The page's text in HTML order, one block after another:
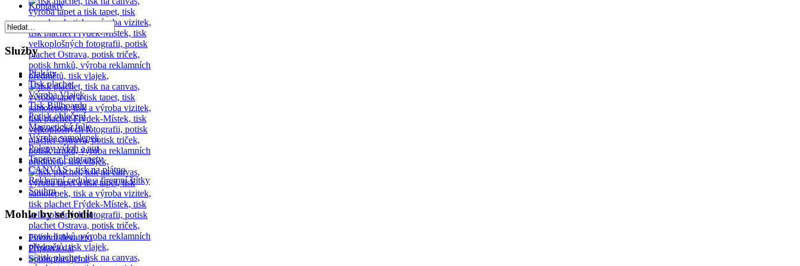
Kontakty
Služby
Plakáty
Tisk plachet
Výroba Vlajek
Tisk Billboardu
Potisk oblečení
Magnetická folie
Výroba samolepek
Polepy výloh a aut
Tapety a Fototapety
CANVAS - tisk na plátno
Reklamní cedule a firemní štítky
Souhrn
Mohlo by se hodit
Firemní devatero
Příprava dat
Spolupracujeme